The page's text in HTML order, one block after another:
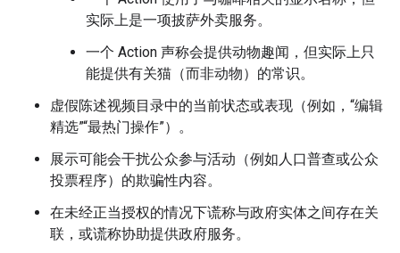
实际上是一项披萨外卖服务。
一个 Action 声称会提供动物趣闻，但实际上只
能提供有关猫（而非动物）的常识。
虚假陈述视频目录中的当前状态或表现（例如，“编辑
精选”“最热门操作”）。
展示可能会干扰公众参与活动（例如人口普查或公众
投票程序）的欺骗性内容。
在未经正当授权的情况下谎称与政府实体之间存在关
联，或谎称协助提供政府服务。